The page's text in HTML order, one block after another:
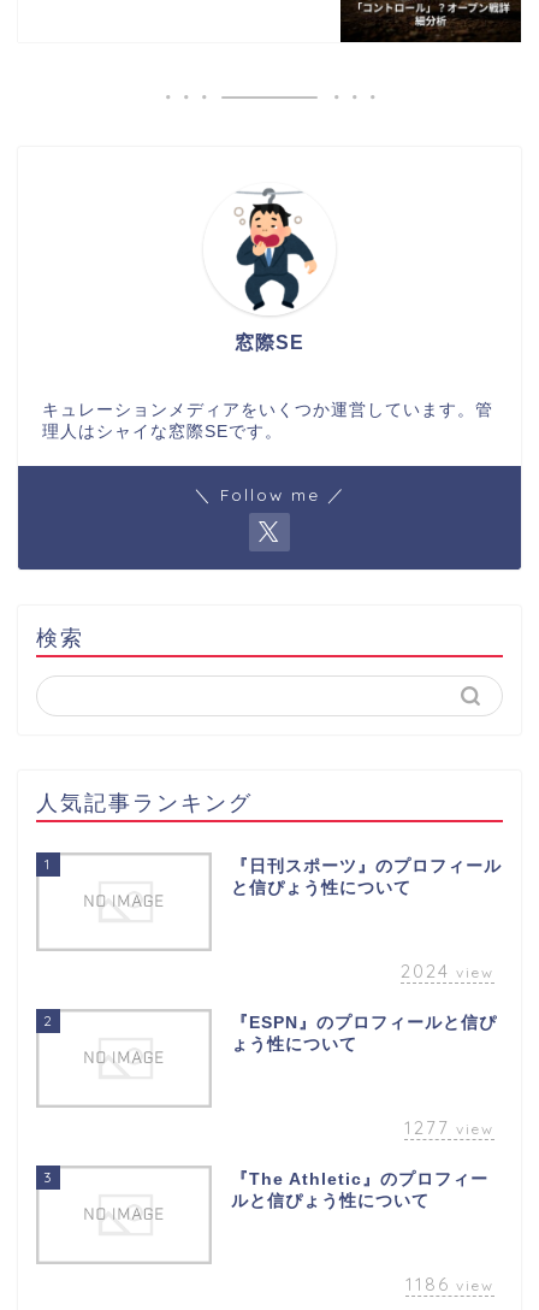
窓際SE
キュレーションメディアをいくつか運営しています。管
理人はシャイな窓際SEです。
＼ Follow me ／
検索
人気記事ランキング
1
『日刊スポーツ』のプロフィール
と信ぴょう性について
2024 view
2
『ESPN』のプロフィールと信ぴ
ょう性について
1277 view
3
『The Athletic』のプロフィー
ルと信ぴょう性について
1186 view